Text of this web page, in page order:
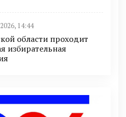
14:44
области проходит
избирательная